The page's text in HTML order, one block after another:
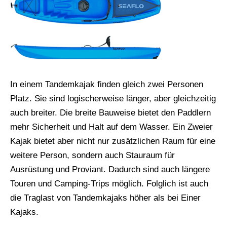
In einem Tandemkajak finden gleich zwei Personen
Platz. Sie sind logischerweise länger, aber gleichzeitig
auch breiter. Die breite Bauweise bietet den Paddlern
mehr Sicherheit und Halt auf dem Wasser. Ein Zweier
Kajak bietet aber nicht nur zusätzlichen Raum für eine
weitere Person, sondern auch Stauraum für
Ausrüstung und Proviant. Dadurch sind auch längere
Touren und Camping-Trips möglich. Folglich ist auch
die Traglast von Tandemkajaks höher als bei Einer
Kajaks.